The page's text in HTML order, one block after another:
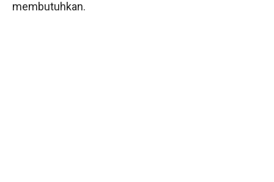
membutuhkan.